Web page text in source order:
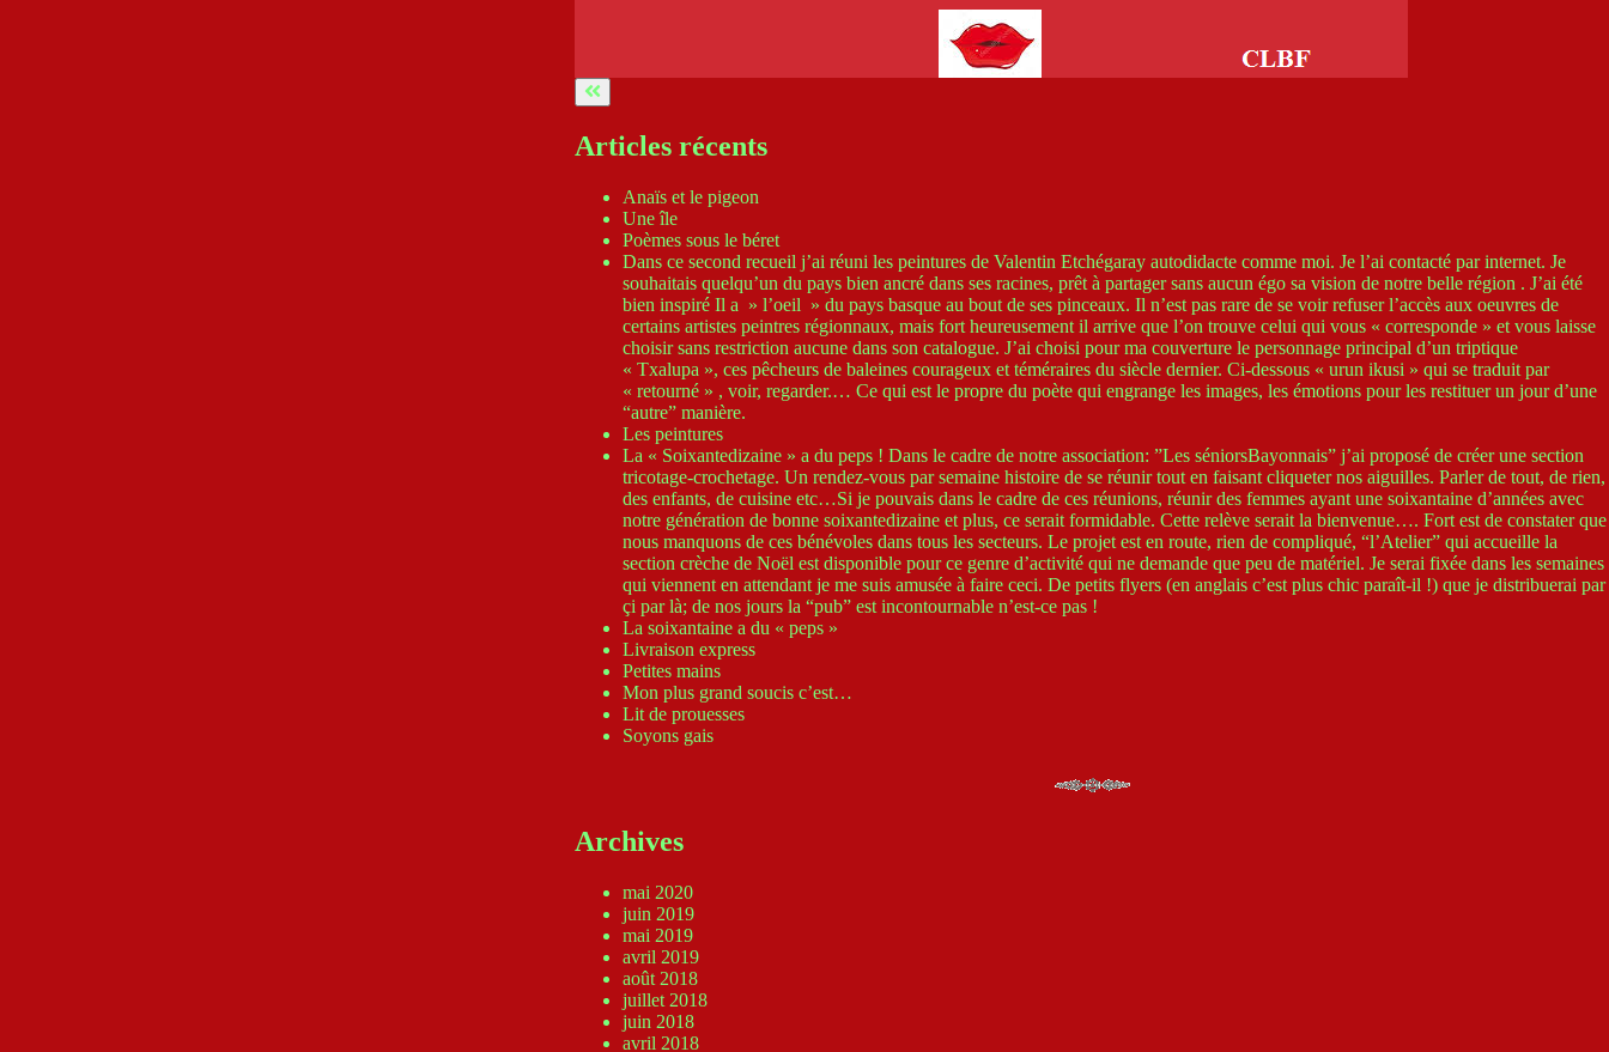
Articles récents
Anaïs et le pigeon
Une île
Poèmes sous le béret
Dans ce second recueil j’ai réuni les peintures de Valentin Etchégaray autodidacte comme moi. Je l’ai contacté par internet. Je
souhaitais quelqu’un du pays bien ancré dans ses racines, prêt à partager sans aucun égo sa vision de notre belle région . J’ai été
bien inspiré Il a » l’oeil » du pays basque au bout de ses pinceaux. Il n’est pas rare de se voir refuser l’accès aux oeuvres de
certains artistes peintres régionnaux, mais fort heureusement il arrive que l’on trouve celui qui vous « corresponde » et vous laisse
choisir sans restriction aucune dans son catalogue. J’ai choisi pour ma couverture le personnage principal d’un triptique
« Txalupa », ces pêcheurs de baleines courageux et téméraires du siècle dernier. Ci-dessous « urun ikusi » qui se traduit par
« retourné » , voir, regarder.… Ce qui est le propre du poète qui engrange les images, les émotions pour les restituer un jour d’une
“autre” manière.
Les peintures
La « Soixantedizaine » a du peps ! Dans le cadre de notre association: ”Les séniorsBayonnais” j’ai proposé de créer une section
tricotage-crochetage. Un rendez-vous par semaine histoire de se réunir tout en faisant cliqueter nos aiguilles. Parler de tout, de rien,
des enfants, de cuisine etc…Si je pouvais dans le cadre de ces réunions, réunir des femmes ayant une soixantaine d’années avec
notre génération de bonne soixantedizaine et plus, ce serait formidable. Cette relève serait la bienvenue…. Fort est de constater que
nous manquons de ces bénévoles dans tous les secteurs. Le projet est en route, rien de compliqué, “l’Atelier” qui accueille la
section crèche de Noël est disponible pour ce genre d’activité qui ne demande que peu de matériel. Je serai fixée dans les semaines
qui viennent en attendant je me suis amusée à faire ceci. De petits flyers (en anglais c’est plus chic paraît-il !) que je distribuerai par
çi par là; de nos jours la “pub” est incontournable n’est-ce pas !
La soixantaine a du « peps »
Livraison express
Petites mains
Mon plus grand soucis c’est…
Lit de prouesses
Soyons gais
Archives
mai 2020
juin 2019
mai 2019
avril 2019
août 2018
juillet 2018
juin 2018
avril 2018